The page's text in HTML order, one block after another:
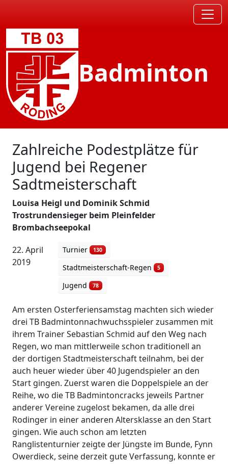
Badminton
Zahlreiche Podestplätze für
Jugend bei Regener
Sadtmeisterschaft
Louisa Heigl und Dominik Schmid
Trostrundensieger beim Pleinfelder
Brombachseepokal
22. April
2019
Turnier 130
Stadtmeisterschaft-Regen 5
Jugend 78
Am ersten Osterferiensamstag machten sich wieder
drei TB Badmintonnachwuchsspieler zusammen mit
ihrem Trainer Sebastian Schmid auf den Weg nach
Regen, wo man mittlerweile schon traditionell an
der dortigen Stadtmeisterschaft teilnahm, bei der
auch heuer wieder über 40 Jugendspieler an den
Start gingen. Zuerst waren die Doppelspiele an der
Reihe, wo die TB Badmintoncracks jeweils Partner
anderer Vereine zugelost bekamen, da alle drei
Rodinger in einer anderen Altersklasse an den Start
gingen. Wie auch schon am letzten
Ranglistenturnier zeigte der Jüngste im Bunde, Fynn
Owerdieck, seine derzeit gute Verfassung, konnte er